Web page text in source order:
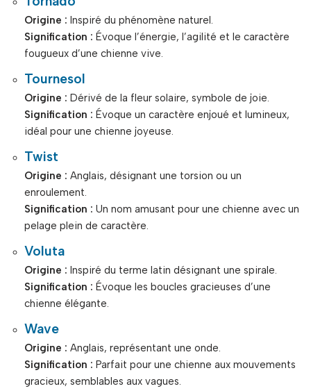
Origine : Inspiré du phénomène naturel.
Signification : Évoque l’énergie, l’agilité et le caractère
fougueux d’une chienne vive.
Tournesol
Origine : Dérivé de la fleur solaire, symbole de joie.
Signification : Évoque un caractère enjoué et lumineux,
idéal pour une chienne joyeuse.
Twist
Origine : Anglais, désignant une torsion ou un
enroulement.
Signification : Un nom amusant pour une chienne avec un
pelage plein de caractère.
Voluta
Origine : Inspiré du terme latin désignant une spirale.
Signification : Évoque les boucles gracieuses d’une
chienne élégante.
Wave
Origine : Anglais, représentant une onde.
Signification : Parfait pour une chienne aux mouvements
gracieux, semblables aux vagues.